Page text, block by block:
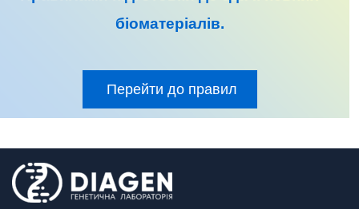
біоматеріалів.
Перейти до правил